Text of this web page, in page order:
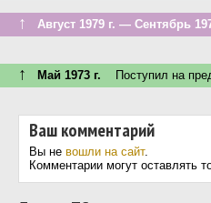
↑ Август 1979 г. — Сентябрь
↑ Май 1973 г. Поступил на
Ваш комментарий
Вы не вошли на сайт.
Комментарии могут оставлять